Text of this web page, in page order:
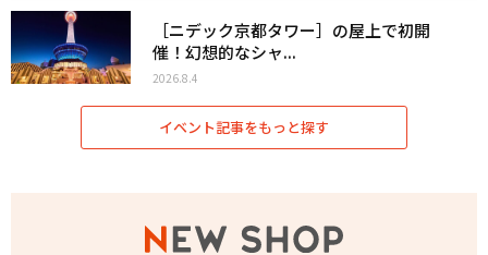
［ニデック京都タワー］の屋上で初開
催！幻想的なシャ...
2026.8.4
イベント記事をもっと探す